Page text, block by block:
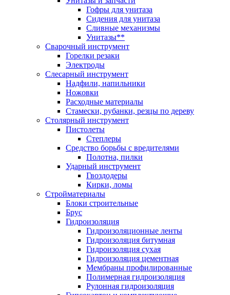
Гофры для унитаза
Сидения для унитаза
Сливные механизмы
Унитазы**
Сварочный инструмент
Горелки резаки
Электроды
Слесарный инструмент
Надфили, напильники
Ножовки
Расходные материалы
Стамески, рубанки, резцы по дереву
Столярный инструмент
Пистолеты
Степлеры
Средство борьбы с вредителями
Полотна, пилки
Ударный инструмент
Гвоздодеры
Кирки, ломы
Стройматериалы
Блоки строительные
Брус
Гидроизоляция
Гидроизоляционные ленты
Гидроизоляция битумная
Гидроизоляция сухая
Гидроизоляция цементная
Мембраны профилированные
Полимерная гидроизоляция
Рулонная гидроизоляция